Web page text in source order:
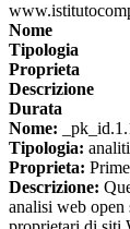
Nome
Tipologia
Proprieta
Descrizione
Durata
Nome:
Tipologia:
Proprieta:
Descrizione:
analisi web